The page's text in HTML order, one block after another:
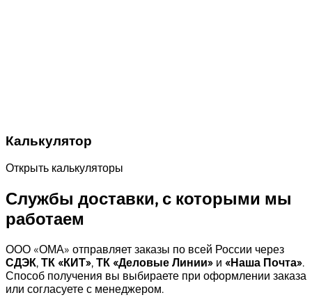
Калькулятор
Открыть калькуляторы
Службы доставки, с которыми мы
работаем
ООО «ОМА» отправляет заказы по всей России через
СДЭК, ТК «КИТ», ТК «Деловые Линии» и «Наша Почта».
Способ получения вы выбираете при оформлении заказа
или согласуете с менеджером.